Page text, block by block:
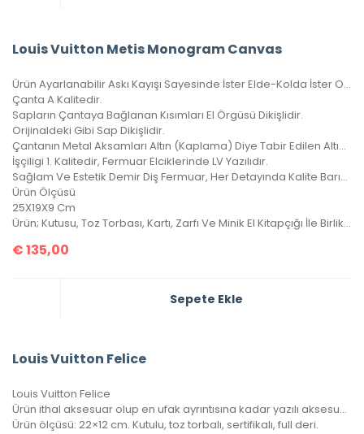
Louis Vuitton Metis Monogram Canvas
Ürün Ayarlanabilir Askı Kayışı Sayesinde İster Elde-Kolda İster Omuzda Çarpraz Ve Düz Taşınabilir.
Çanta A Kalitedir.
Sapların Çantaya Bağlanan Kısımları El Örgüsü Dikişlidir.
Orijinaldeki Gibi Sap Dikişlidir.
Çantanın Metal Aksamları Altın (Kaplama) Diye Tabir Edilen Altın Banyodur, Yıllarca Kararma Yapmaz.
İşçiligi 1. Kalitedir, Fermuar Elciklerinde LV Yazılıdır.
Sağlam Ve Estetik Demir Diş Fermuar, Her Detayında Kalite Barındıran Harika Bir Çanta, 4 Mevsim Kullanılabilir.
Ürün Ölçüsü
25X19X9 Cm
Ürün; Kutusu, Toz Torbası, Kartı, Zarfı Ve Minik El Kitapçığı İle Birlikte Gönderilecektir.
€135,00
Sepete Ekle
Louis Vuitton Felice
Louis Vuitton Felice
Ürün ithal aksesuar olup en ufak ayrıntısına kadar yazılı aksesuar takımına sahip. 1 adet bozuk para/kağıt para cüzdanı, 1 adet kartlık portatif içinde mevcuttur.
Ürün ölçüsü: 22×12 cm. Kutulu, toz torbalı, sertifikalı, full deri.